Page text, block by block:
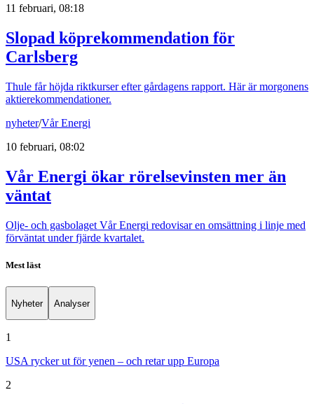
11 februari, 08:18
Slopad köprekommendation för
Carlsberg
Thule får höjda riktkurser efter gårdagens rapport. Här är morgonens
aktierekommendationer.
nyheter/Vår Energi
10 februari, 08:02
Vår Energi ökar rörelsevinsten mer än
väntat
Olje- och gasbolaget Vår Energi redovisar en omsättning i linje med
förväntat under fjärde kvartalet.
Mest läst
Nyheter Analyser
1
USA rycker ut för yenen – och retar upp Europa
2